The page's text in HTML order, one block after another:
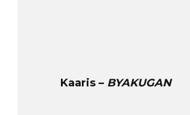
Kaaris – BYAKUGAN